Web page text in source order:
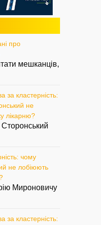
про
мешканців,
за кластерність:
не
лікарню?
чому
не лобіюють
Мироновичу
за кластерність: